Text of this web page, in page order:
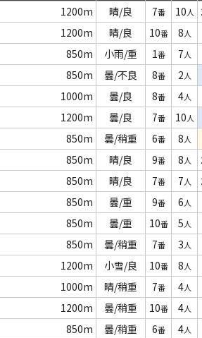
1200m 晴/良 7番 10人
1200m 晴/良 10番 8人
850m 小雨/重 1番 7人
850m 曇/不良 8番 2人
1000m 曇/良 8番 4人
1200m 曇/良 7番 10人
850m 曇/稍重 6番 8人
850m 晴/良 9番 8人
850m 晴/良 7番 7人
850m 曇/重 9番 6人
850m 曇/重 10番 5人
850m 曇/稍重 7番 3人
1200m 小雪/良 10番 8人
1000m 晴/稍重 7番 4人
1200m 曇/稍重 10番 4人
850m 曇/稍重 6番 4人